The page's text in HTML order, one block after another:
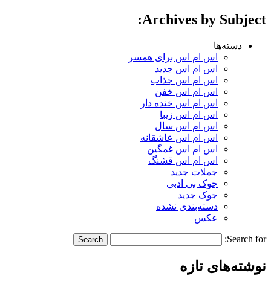
Archives by Subject:
دسته‌ها
اس ام اس برای همسر
اس ام اس جدید
اس ام اس جذاب
اس ام اس خفن
اس ام اس خنده دار
اس ام اس زیبا
اس ام اس سال
اس ام اس عاشقانه
اس ام اس غمگین
اس ام اس قشنگ
جملات جدید
جوک بی ادبی
جوک جدید
دسته‌بندی نشده
عکس
Search for:
نوشته‌های تازه